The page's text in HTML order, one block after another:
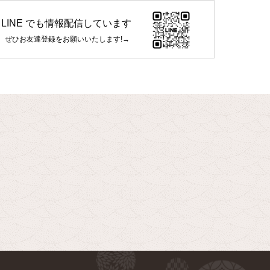
LINE でも情報配信しています
ぜひお友達登録をお願いいたします!→